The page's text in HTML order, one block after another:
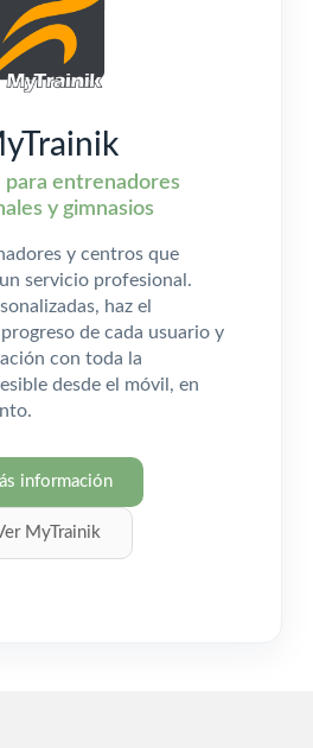
entrenadores
y gimnasios
y centros que
servicio profesional.
haz el
de cada usuario y
con toda la
desde el móvil, en
información
MyTrainik